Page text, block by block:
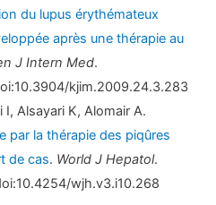
du lupus érythémateux
après une thérapie au
J Intern Med.
kjim.2009.24.3.283
Alsayari K, Alomair A.
par la thérapie des piqûres
de cas. World J Hepatol.
wjh.v3.i10.268